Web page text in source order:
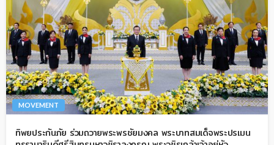
MOVEMENT
ทิพยประกันภัย ร่วมถวายพระพรชัยมงคล พระบาทสมเด็จพระปรเมน